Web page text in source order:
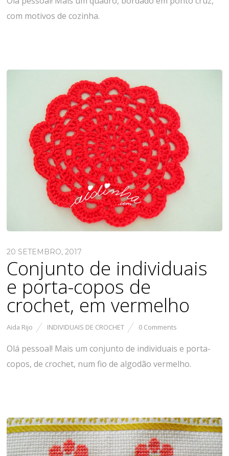
com motivos de cozinha.
20 SETEMBRO, 2017
Conjunto de individuais
e porta-copos de
crochet, em vermelho
Aida Rijo INDIVIDUAIS DE CROCHET 0 Comments
Olá pessoal! Mais um conjunto de individuais e porta-
copos, de crochet, num fio de algodão vermelho.